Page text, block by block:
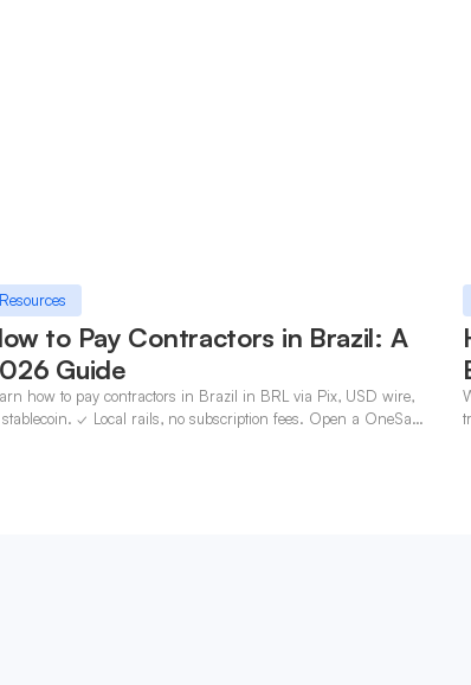
Resources
to Pay Contractors in Brazil: A
Guide
how to pay contractors in Brazil in BRL via Pix, USD wire,
✓ Local rails, no subscription fees. Open a OneSafe